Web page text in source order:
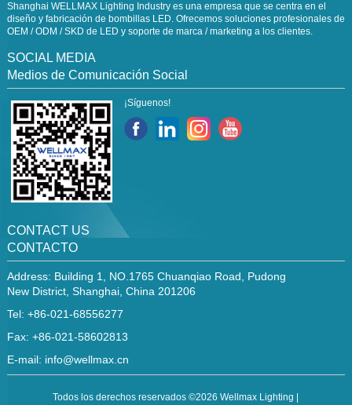
Shanghai WELLMAX Lighting Industry es una empresa que se centra en el
diseño y fabricación de bombillas LED. Ofrecemos soluciones profesionales de
OEM / ODM / SKD de LED y soporte de marca / marketing a los clientes.
SOCIAL MEDIA
Medios de Comunicación Social
¡Síguenos!
CONTACT US
CONTACTO
Address: Building 1, NO.1765 Chuanqiao Road, Pudong
New District, Shanghai, China 201206
Tel: +86-021-68556277
Fax: +86-021-58602813
E-mail: info@wellmax.cn
Todos los derechos reservados ©2026 Wellmax Lighting |